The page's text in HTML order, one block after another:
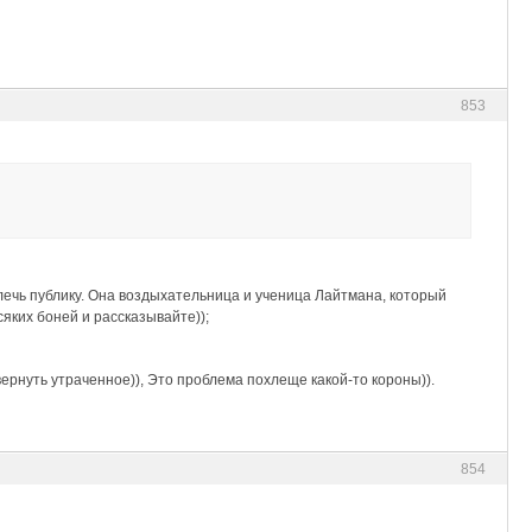
853
публику. Она воздыхательница и ученица Лайтмана, который
боней и рассказывайте));
утраченное)), Это проблема похлеще какой-то короны)).
854